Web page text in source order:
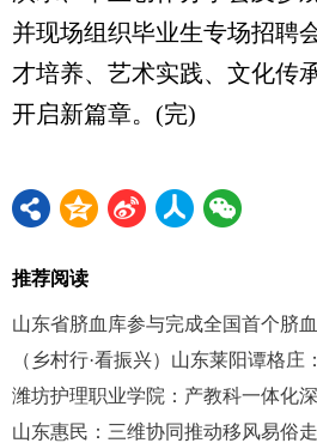
并现场组织毕业生专场招聘
才培养、艺术实践、文化传
开启新篇章。(完)
推荐阅读
山东惠民：三维协同推动移风易俗